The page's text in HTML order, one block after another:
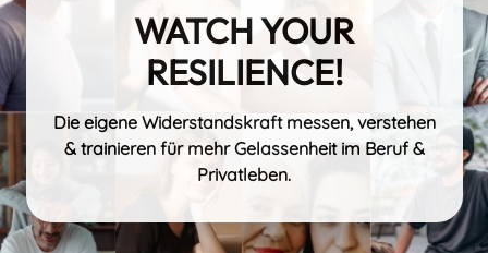
WATCH YOUR
RESILIENCE!
Die eigene Widerstandskraft messen, verstehen
& trainieren für mehr Gelassenheit im Beruf &
Privatleben.